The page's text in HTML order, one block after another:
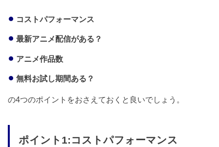
コストパフォーマンス
最新アニメ配信がある？
アニメ作品数
無料お試し期間ある？
の4つのポイントをおさえておくと良いでしょう。
ポイント1:コストパフォーマンス